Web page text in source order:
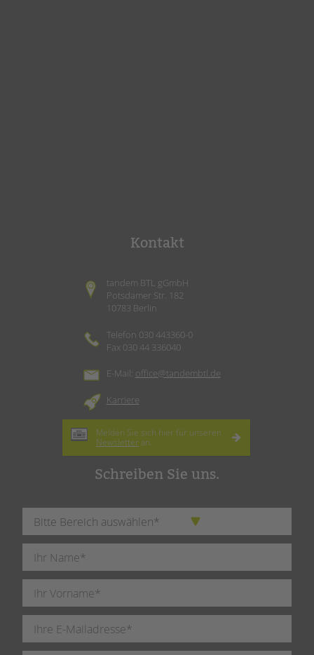
Kontakt
tandem BTL gGmbH
Potsdamer Str. 182
10783 Berlin
Telefon 030 443360-0
Fax 030 44 336040
E-Mail: office@tandembtl.de
Karriere
Melden Sie sich hier für unseren
Newsletter an.
Schreiben Sie uns.